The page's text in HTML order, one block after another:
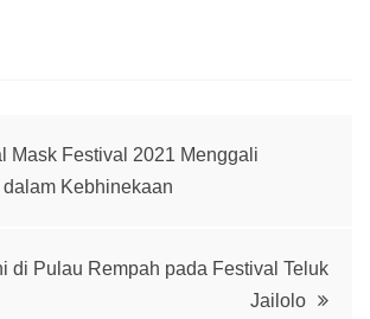
Mask Festival 2021 Menggali
Kebhinekaan
di Pulau Rempah pada Festival Teluk
Jailolo